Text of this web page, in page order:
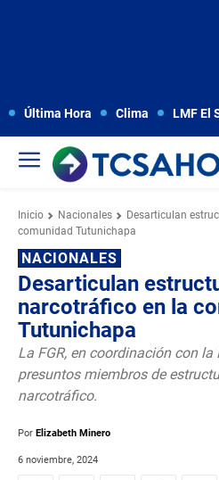
Última Hora Clima LMF El
Inicio Nacionales
Desarticulan
comunidad Tutunichapa
NACIONALES
Desarticulan
narcotráfico en la
Tutunichapa
La FGR, en coordinación con la
presuntos miembros de
narcotráfico.
Por Elizabeth Minero
6 noviembre, 2024